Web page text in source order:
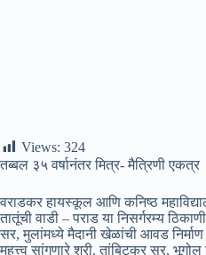
Views: 324
तब्बल ३५ वर्षानंतर मित्र- मैत्रिणी एकत्र
वराडकर हायस्कूल आणि कनिष्ठ
तातूंची वाडी – पराड या निसर्गरम्य
सर, मुलांमध्ये मैदानी खेळांची आवड
महत्त्व सांगणारे श्री. तांबिटकर सर,